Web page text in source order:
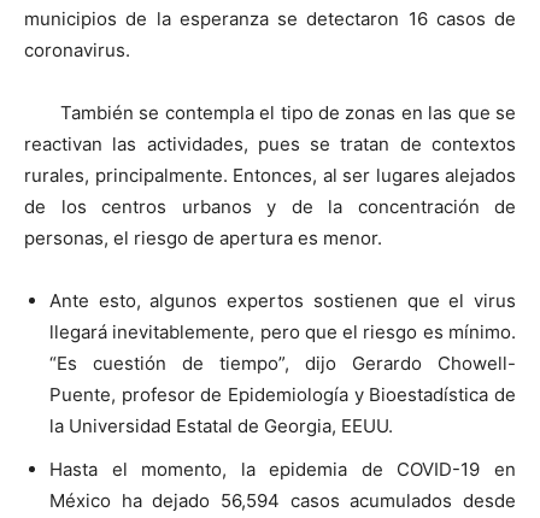
municipios de la esperanza se detectaron 16 casos de
coronavirus.
También se contempla el tipo de zonas en las que se
reactivan las actividades, pues se tratan de contextos
rurales, principalmente. Entonces, al ser lugares alejados
de los centros urbanos y de la concentración de
personas, el riesgo de apertura es menor.
Ante esto, algunos expertos sostienen que el virus
llegará inevitablemente, pero que el riesgo es mínimo.
“Es cuestión de tiempo”, dijo Gerardo Chowell-
Puente, profesor de Epidemiología y Bioestadística de
la Universidad Estatal de Georgia, EEUU.
Hasta el momento, la epidemia de COVID-19 en
México ha dejado 56,594 casos acumulados desde